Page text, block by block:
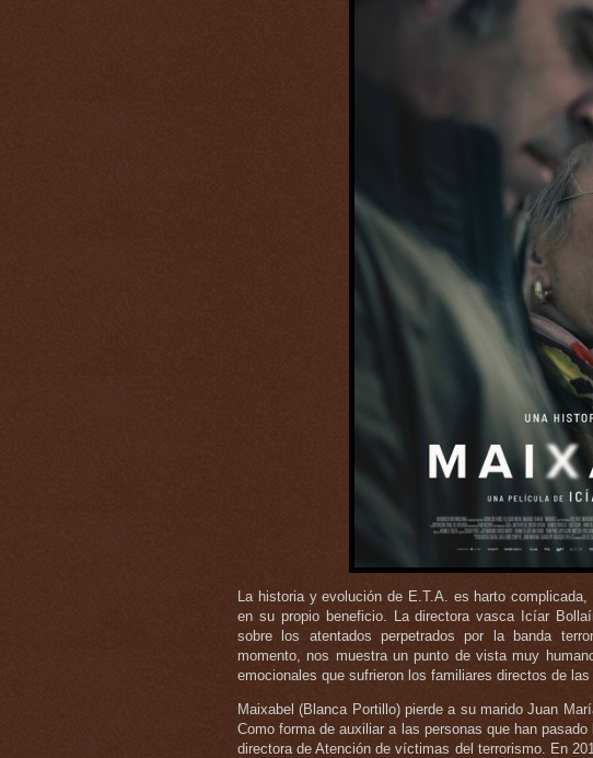
La historia y evolución de E.T.A. es harto
en su propio beneficio. La directora vasca Icíar
sobre los atentados perpetrados por la banda
momento, nos muestra un punto de vista muy
emocionales que sufrieron los familiares directos de
Maixabel (Blanca Portillo) pierde a su marido Juan
Como forma de auxiliar a las personas que han
directora de Atención de víctimas del terrorismo. En